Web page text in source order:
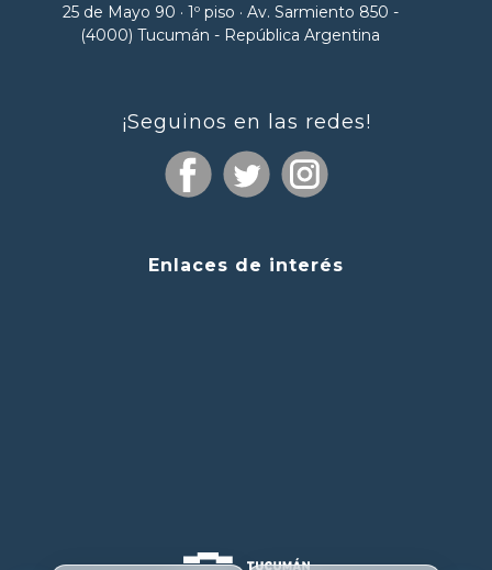
25 de Mayo 90 · 1º piso · Av. Sarmiento 850 -
(4000) Tucumán - República Argentina
¡Seguinos en las redes!
Enlaces de interés